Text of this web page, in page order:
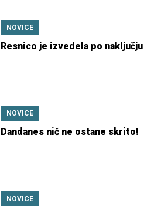
NOVICE
Resnico je izvedela po naključju
NOVICE
Dandanes nič ne ostane skrito!
NOVICE